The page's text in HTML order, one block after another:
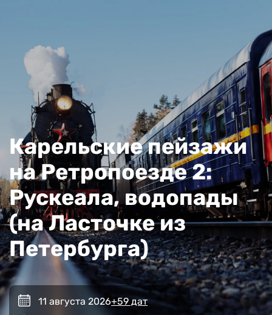
Карельские пейзажи
на Ретропоезде 2:
Рускеала, водопады
(на Ласточке из
Петербурга)
11 августа 2026+59 дат